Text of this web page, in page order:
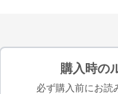
購入時の
必ず購入前にお読